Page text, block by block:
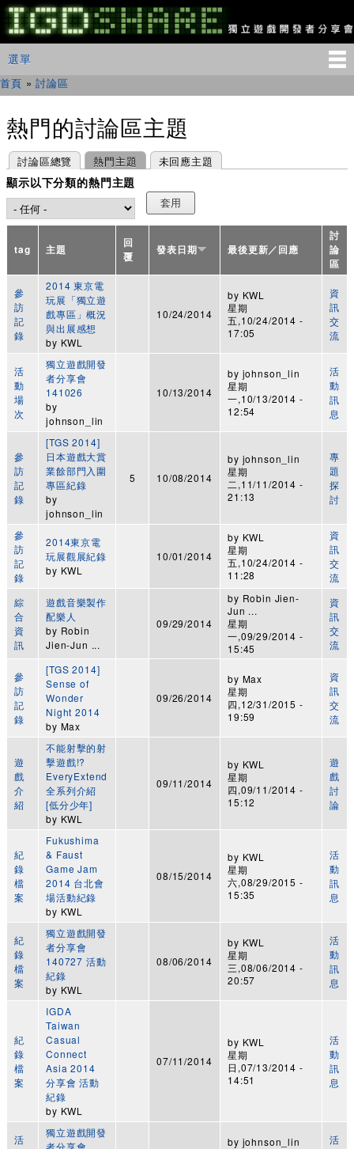
移
至
主
IGDSHARE
獨
遊
發
會
主選單
選單
您在這裡
首頁 »討論區
熱門的討論區主題
主要索引標籤
討論區總覽 熱門主題
(作用中頁籤) 未回應主題
顯示以下分類的熱門主題
tag 主題
回
覆
發表日期 最後更新／回應
討
論
區
參
訪
記
錄
2014 東京電
玩展「獨立遊
戲專區」概況
與出展感想
by KWL
10/24/2014
by KWL
星期
五,10/24/2014 -
17:05
資
訊
交
流
活
動
場
次
獨立遊戲開發
者分享會
141026
by
johnson_lin
10/13/2014
by johnson_lin
星期
一,10/13/2014 -
12:54
活
動
訊
息
參
訪
記
錄
[TGS 2014]
日本遊戲大賞
業餘部門入圍
專區紀錄
by
johnson_lin
5 10/08/2014
by johnson_lin
星期
二,11/11/2014 -
21:13
專
題
探
討
參
訪
記
錄
2014東京電
玩展觀展紀錄
by KWL
10/01/2014
by KWL
星期
五,10/24/2014 -
11:28
資
訊
交
流
綜
合
資
訊
遊戲音樂製作
配樂人
by Robin
Jien-Jun ...
09/29/2014
by Robin Jien-
Jun ...
星期
一,09/29/2014 -
15:45
資
訊
交
流
參
訪
記
錄
[TGS 2014]
Sense of
Wonder
Night 2014
by Max
09/26/2014
by Max
星期
四,12/31/2015 -
19:59
資
訊
交
流
遊
戲
介
紹
不能射擊的射
擊遊戲!?
EveryExtend
全系列介紹
[低分少年]
by KWL
09/11/2014
by KWL
星期
四,09/11/2014 -
15:12
遊
戲
討
論
紀
錄
檔
案
Fukushima
& Faust
Game Jam
2014 台北會
場活動紀錄
by KWL
08/15/2014
by KWL
星期
六,08/29/2015 -
15:35
活
動
訊
息
紀
錄
檔
案
獨立遊戲開發
者分享會
140727 活動
紀錄
by KWL
08/06/2014
by KWL
星期
三,08/06/2014 -
20:57
活
動
訊
息
紀
錄
檔
案
IGDA
Taiwan
Casual
Connect
Asia 2014
分享會 活動
紀錄
by KWL
07/11/2014
by KWL
星期
日,07/13/2014 -
14:51
活
動
訊
息
活
獨立遊戲開發
by johnson_lin
活